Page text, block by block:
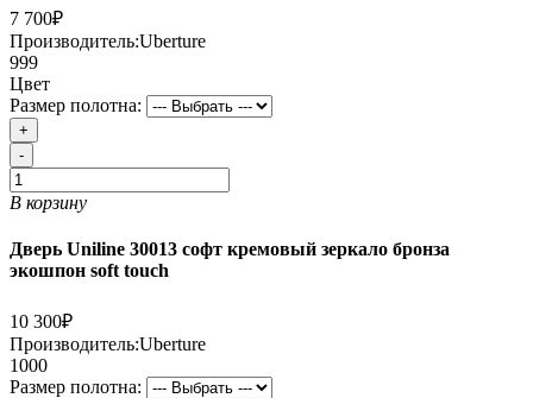
7 700₽
Производитель:Uberture
999
Цвет
Размер полотна:
+
-
В корзину
Дверь Uniline 30013 софт кремовый зеркало бронза
экошпон soft touch
10 300₽
Производитель:Uberture
1000
Размер полотна: